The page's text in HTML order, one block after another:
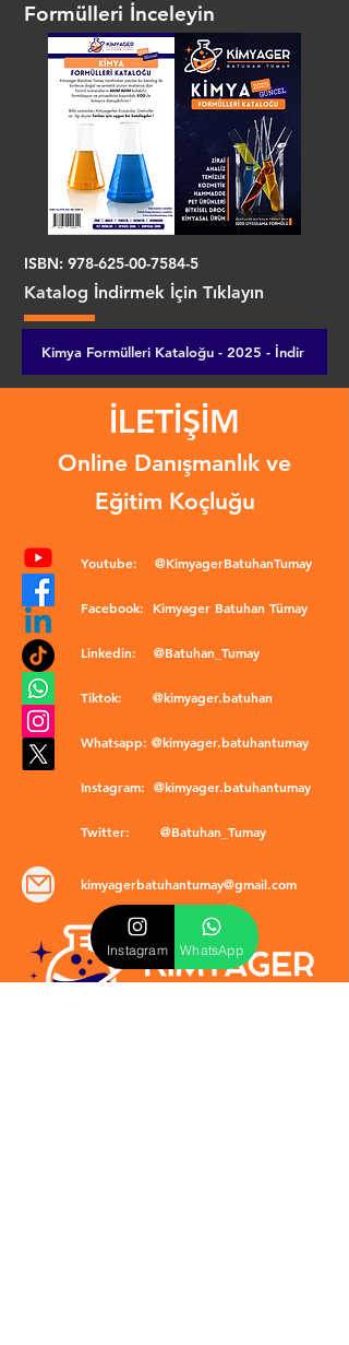
Formülleri İnceleyin
ISBN: 978-625-00-7584-5
Katalog İndirmek İçin Tıklayın
Kimya Formülleri Kataloğu - 2025 - İndir
İLETİŞİM
Online Danışmanlık ve
Eğitim Koçluğu
Youtube: @KimyagerBatuhanTumay
Facebook: Kimyager Batuhan Tümay
Linkedin: @Batuhan_Tumay
Tiktok: @kimyager.batuhan
Whatsapp: @kimyager.batuhantumay
Instagram: @kimyager.batuhantumay
Twitter: @Batuhan_Tumay
kimyagerbatuhantumay@gmail.com
Instagram WhatsApp